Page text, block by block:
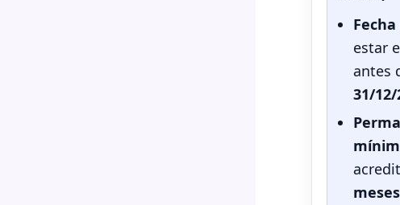
estar
antes
31/12/
meses